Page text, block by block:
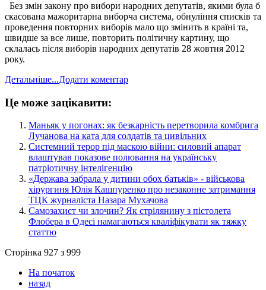
Без змін закону про вибори народних депутатів, якими була б
скасована мажоритарна виборча система, обнуління списків та
проведення повторних виборів мало що змінить в країні та,
швидше за все лише, повторить політичну картину, що
склалась після виборів народних депутатів 28 жовтня 2012
року.
Детальніше...Додати коментар
Це може зацікавити:
​Маньяк у погонах: як безкарність перетворила комбрига
Лучанова на ката для солдатів та цивільних
​Системний терор під маскою війни: силовий апарат
влаштував показове полювання на українську
патріотичну інтелігенцію
​«Держава забрала у дитини обох батьків» - військова
хірургиня Юлія Кашпуренко про незаконне затримання
ТЦК журналіста Назара Мухачова
​Самозахист чи злочин? Як стрілянину з пістолета
Флобера в Одесі намагаються кваліфікувати як тяжку
статтю
Сторінка 927 з 999
На початок
назад